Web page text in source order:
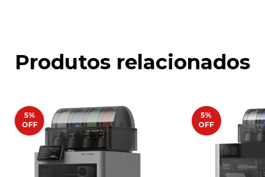
Produtos relacionados
5%
OFF
5%
OFF